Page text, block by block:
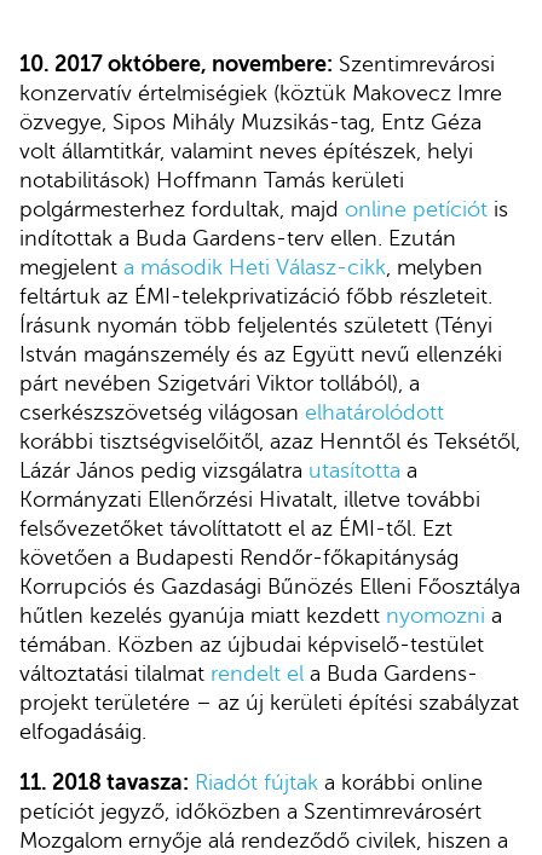
10. 2017 októbere, novembere: Szentimrevárosi
konzervatív értelmiségiek (köztük Makovecz Imre
özvegye, Sipos Mihály Muzsikás-tag, Entz Géza
volt államtitkár, valamint neves építészek, helyi
notabilitások) Hoffmann Tamás kerületi
polgármesterhez fordultak, majd online petíciót is
indítottak a Buda Gardens-terv ellen. Ezután
megjelent a második Heti Válasz-cikk, melyben
feltártuk az ÉMI-telekprivatizáció főbb részleteit.
Írásunk nyomán több feljelentés született (Tényi
István magánszemély és az Együtt nevű ellenzéki
párt nevében Szigetvári Viktor tollából), a
cserkészszövetség világosan elhatárolódott
korábbi tisztségviselőitől, azaz Henntől és Teksétől,
Lázár János pedig vizsgálatra utasította a
Kormányzati Ellenőrzési Hivatalt, illetve további
felsővezetőket távolíttatott el az ÉMI-től. Ezt
követően a Budapesti Rendőr-főkapitányság
Korrupciós és Gazdasági Bűnözés Elleni Főosztálya
hűtlen kezelés gyanúja miatt kezdett nyomozni a
témában. Közben az újbudai képviselő-testület
változtatási tilalmat rendelt el a Buda Gardens-
projekt területére – az új kerületi építési szabályzat
elfogadásáig.
11. 2018 tavasza: Riadót fújtak a korábbi online
petíciót jegyző, időközben a Szentimrevárosért
Mozgalom ernyője alá rendeződő civilek, hiszen a